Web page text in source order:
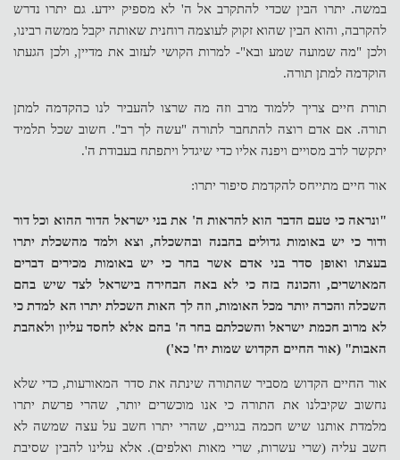
במשה. יתרו הבין שכדי להתקרב אל ה' לא מספיק יידע. גם יתרו נדרש
להקרבה, והוא הבין שהוא זקוק לעוצמה רוחנית שאותה יקבל ממשה רבינו,
ולכן "מה שמועה שמע ובא"- למרות הקושי לעזוב את מדיין, ולכן הגעתו
הוקדמה למתן תורה.
תורת חיים צריך ללמוד מרב וזה מה שרצו להעביר לנו כהקדמה למתן
תורה. אם אדם רוצה להתחבר לתורה "עשה לך רב". חשוב שכל תלמיד
יתקשר לרב מסויים ויפנה אליו כדי שיגדל ויתפתח בעבודת ה'.
אור חיים מתייחס להקדמת סיפור יתרו:
"ונראה כי טעם הדבר הוא להראות ה' את בני ישראל הדור ההוא וכל דור
ודור כי יש באומות גדולים בהבנה ובהשכלה, וצא ולמד מהשכלת יתרו
בעצתו ואופן סדר בני אדם אשר בחר כי יש באומות מכירים דברים
המאושרים, והכונה בזה כי לא באה הבחירה בישראל לצד שיש בהם
השכלה והכרה יותר מכל האומות, וזה לך האות השכלת יתרו הא למדת כי
לא מרוב חכמת ישראל והשכלתם בחר ה' בהם אלא לחסד עליון ולאהבת
האבות" (אור החיים הקדוש שמות יח' כא')
אור החיים הקדוש מסביר שהתורה שינתה את סדר המאורעות, כדי שלא
נחשוב שקיבלנו את התורה כי אנו מוכשרים יותר, שהרי פרשת יתרו
מלמדת אותנו שיש חכמה בגויים, שהרי יתרו חשב על עצה שמשה לא
חשב עליה (שרי עשרות, שרי מאות ואלפים). אלא עלינו להבין שסיבת